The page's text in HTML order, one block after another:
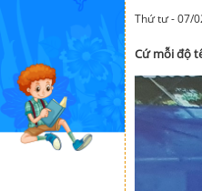
Thứ tư - 07/
Cứ mỗi độ